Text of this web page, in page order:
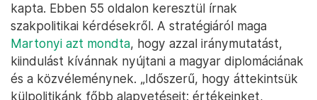
kapta. Ebben 55 oldalon keresztül írnak
szakpolitikai kérdésekről. A stratégiáról maga
Martonyi azt mondta, hogy azzal iránymutatást,
kiindulást kívánnak nyújtani a magyar diplomáciának
és a közvéleménynek. „Időszerű, hogy áttekintsük
külpolitikánk főbb alapvetéseit: értékeinket,